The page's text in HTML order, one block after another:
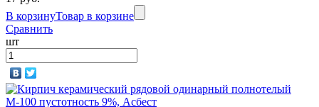
В корзинуТовар в корзине
Сравнить
шт